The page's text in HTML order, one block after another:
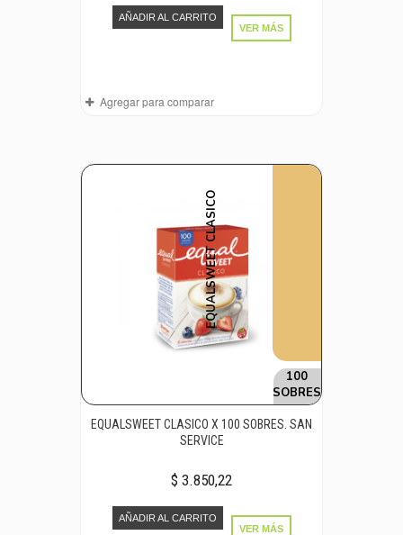
AÑADIR AL CARRITO
VER MÁS
Agregar para comparar
EQUALSWEET CLASICO
100
SOBRES
EQUALSWEET CLASICO X 100 SOBRES. SAN
SERVICE
$ 3.850,22
AÑADIR AL CARRITO
VER MÁS